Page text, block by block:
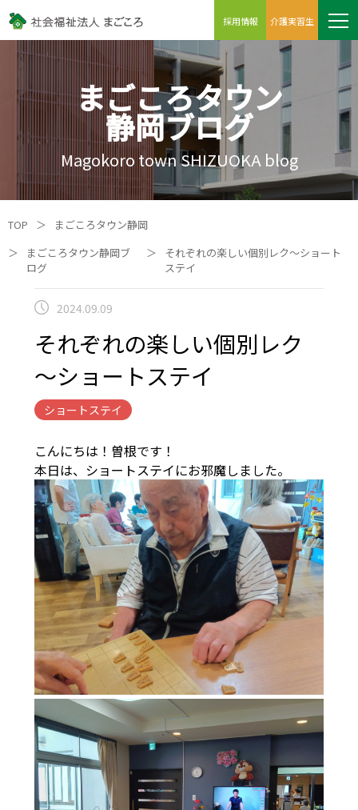
採用情報 介護実習生
まごころタウン
静岡ブログ
Magokoro town SHIZUOKA blog
TOP ＞
まごころタウン静岡
＞
まごころタウン静岡ブ
ログ
＞
それぞれの楽しい個別レク～ショート
ステイ
2024.09.09
それぞれの楽しい個別レク
～ショートステイ
ショートステイ
こんにちは！曽根です！
本日は、ショートステイにお邪魔しました。